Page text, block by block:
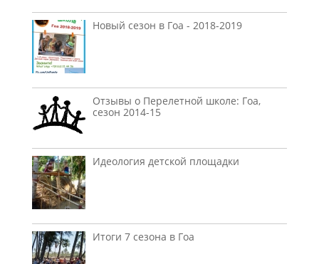
Новый сезон в Гоа - 2018-2019
Отзывы о Перелетной школе: Гоа,
сезон 2014-15
Идеология детской площадки
Итоги 7 сезона в Гоа